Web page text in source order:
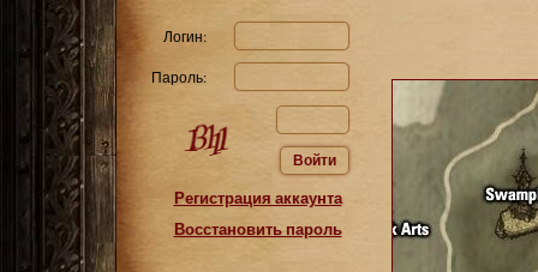
Логин:
Пароль:
Войти
Регистрация аккаунта
Восстановить пароль